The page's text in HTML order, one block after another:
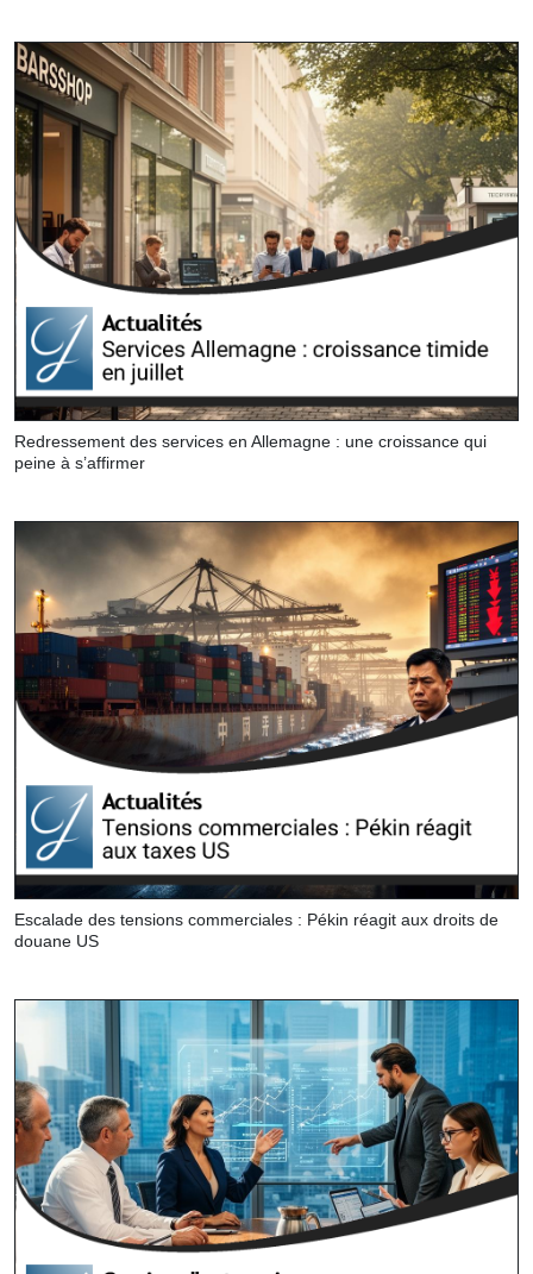
Redressement des services en Allemagne : une croissance qui
peine à s’affirmer
Escalade des tensions commerciales : Pékin réagit aux droits de
douane US